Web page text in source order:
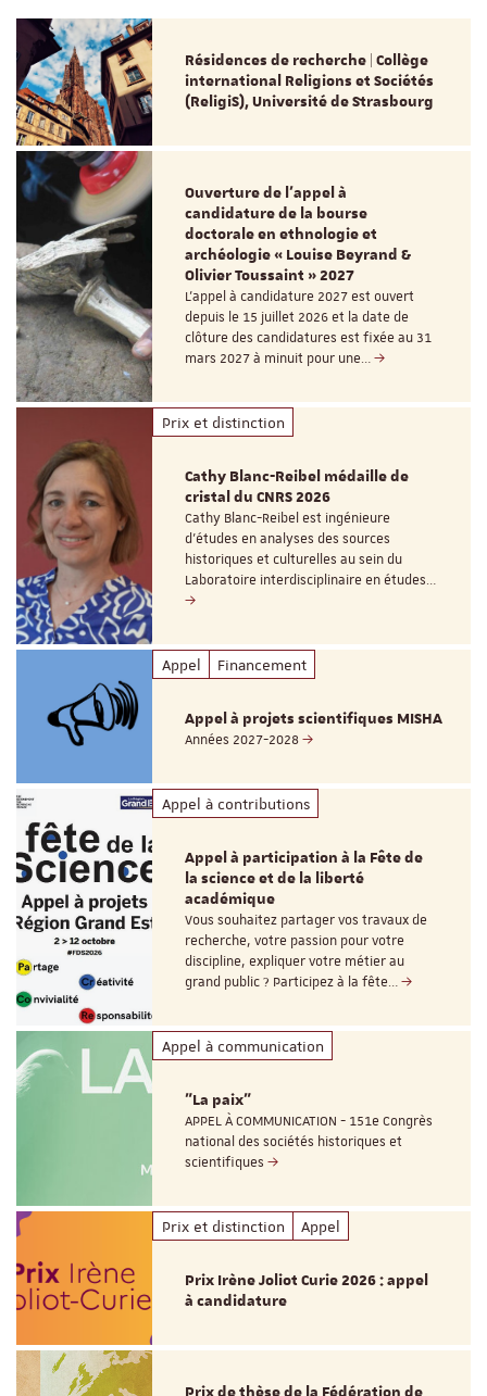
Résidences de recherche | Collège
international Religions et Sociétés
(ReligiS), Université de Strasbourg
Ouverture de l'appel à
candidature de la bourse
doctorale en ethnologie et
archéologie « Louise Beyrand &
Olivier Toussaint » 2027
L’appel à candidature 2027 est ouvert
depuis le 15 juillet 2026 et la date de
clôture des candidatures est fixée au 31
mars 2027 à minuit pour une…
Prix et distinction
Cathy Blanc-Reibel médaille de
cristal du CNRS 2026
Cathy Blanc-Reibel est ingénieure
d’études en analyses des sources
historiques et culturelles au sein du
Laboratoire interdisciplinaire en études…
Appel Financement
Appel à projets scientifiques MISHA
Années 2027-2028
Appel à contributions
Appel à participation à la Fête de
la science et de la liberté
académique
Vous souhaitez partager vos travaux de
recherche, votre passion pour votre
discipline, expliquer votre métier au
grand public ? Participez à la fête…
Appel à communication
"La paix"
APPEL À COMMUNICATION - 151e Congrès
national des sociétés historiques et
scientifiques
Prix et distinction Appel
Prix Irène Joliot Curie 2026 : appel
à candidature